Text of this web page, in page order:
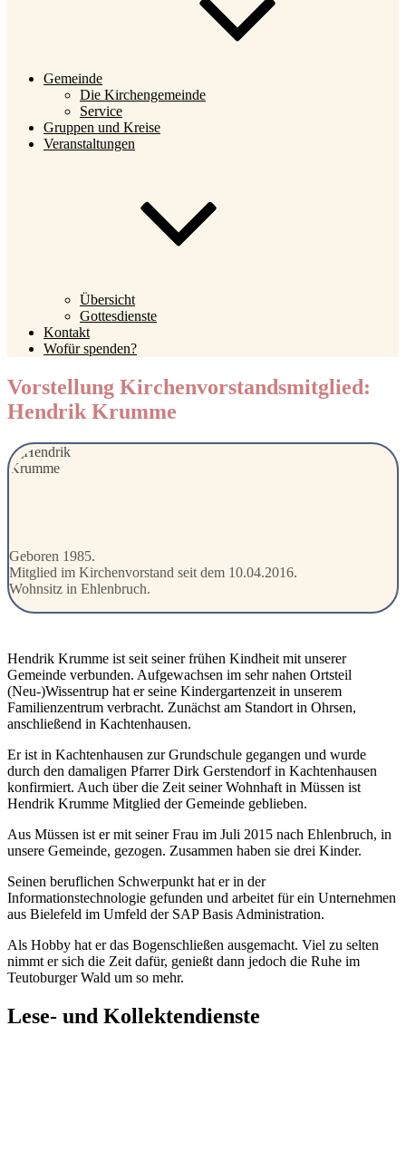
Gemeinde
Die Kirchengemeinde
Service
Gruppen und Kreise
Veranstaltungen
Übersicht
Gottesdienste
Kontakt
Wofür spenden?
Vorstellung Kirchenvorstandsmitglied:
Hendrik Krumme
Geboren 1985.
Mitglied im Kirchenvorstand seit dem 10.04.2016.
Wohnsitz in Ehlenbruch.
Hendrik Krumme ist seit seiner frühen Kindheit mit unserer
Gemeinde verbunden. Aufgewachsen im sehr nahen Ortsteil
(Neu-)Wissentrup hat er seine Kindergartenzeit in unserem
Familienzentrum verbracht. Zunächst am Standort in Ohrsen,
anschließend in Kachtenhausen.
Er ist in Kachtenhausen zur Grundschule gegangen und wurde
durch den damaligen Pfarrer Dirk Gerstendorf in Kachtenhausen
konfirmiert. Auch über die Zeit seiner Wohnhaft in Müssen ist
Hendrik Krumme Mitglied der Gemeinde geblieben.
Aus Müssen ist er mit seiner Frau im Juli 2015 nach Ehlenbruch, in
unsere Gemeinde, gezogen. Zusammen haben sie drei Kinder.
Seinen beruflichen Schwerpunkt hat er in der
Informationstechnologie gefunden und arbeitet für ein Unternehmen
aus Bielefeld im Umfeld der SAP Basis Administration.
Als Hobby hat er das Bogenschließen ausgemacht. Viel zu selten
nimmt er sich die Zeit dafür, genießt dann jedoch die Ruhe im
Teutoburger Wald um so mehr.
Lese- und Kollektendienste